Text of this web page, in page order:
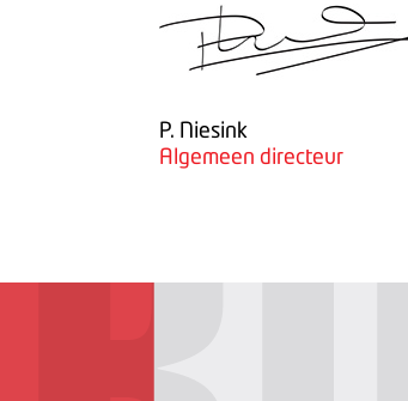
P. Niesink
Algemeen directeur